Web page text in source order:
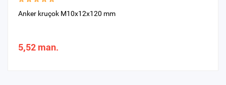
Anker kruçok M10x12x120 mm
5,52 man.